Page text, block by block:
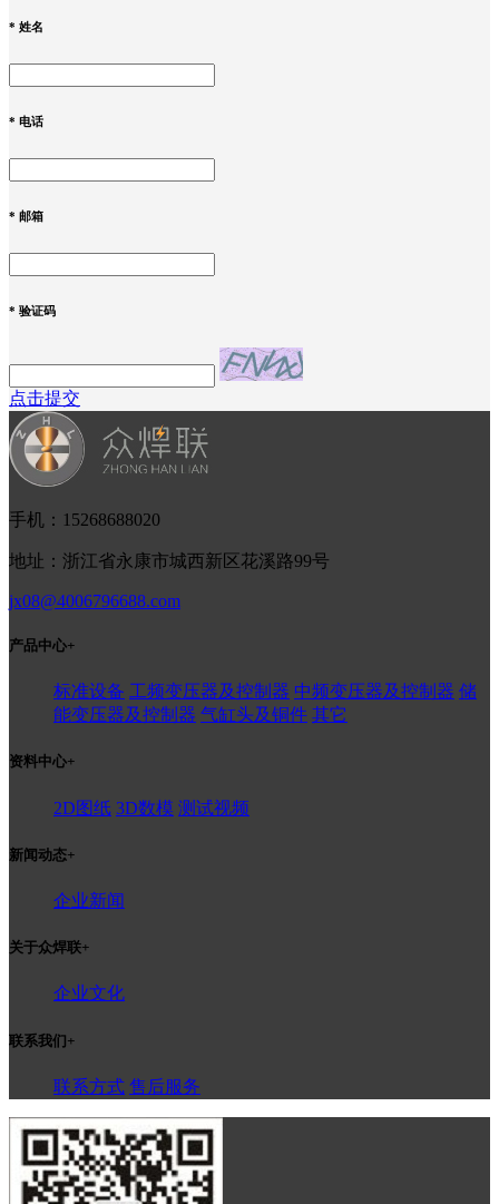
* 姓名
* 电话
* 邮箱
* 验证码
点击提交
手机：15268688020
地址：浙江省永康市城西新区花溪路99号
jx08@4006796688.com
产品中心+
标准设备 工频变压器及控制器 中频变压器及控制器 储
能变压器及控制器 气缸头及铜件 其它
资料中心+
2D图纸 3D数模 测试视频
新闻动态+
企业新闻
关于众焊联+
企业文化
联系我们+
联系方式 售后服务